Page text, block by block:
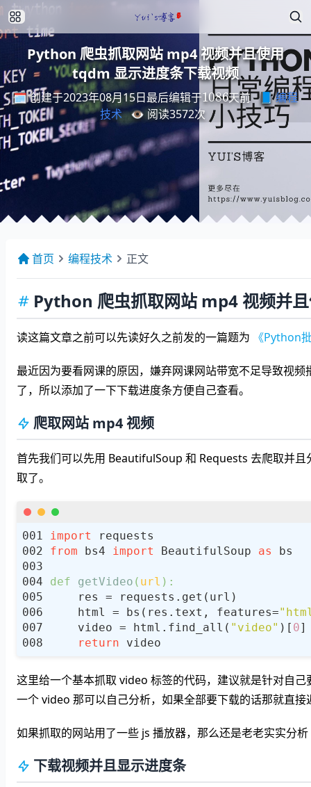
Python 爬虫抓取网站 mp4 视频并且使用
tqdm 显示进度条下载视频
🗓️ 创建于2023年08月15日 最 后 编 辑于 天 前
后 编 辑于1086
前
📘编程
技术 👁️ 阅读3572次
首页 编程技术 正文
Python 爬虫抓取网站 mp4 视频并
读这篇文章之前可以先读好久之前发的一篇题为 《Python
最近因为要看网课的原因，嫌弃网课网站带宽不足导致视
了，所以添加了一下下载进度条方便自己查看。
爬取网站 mp4 视频
首先我们可以先用 BeautifulSoup 和 Requests 去爬取并
取了。
import
from bs4 import BeautifulSoup as
def getVideo ( url ):
    html = bs(res.text, features=
    video = html.find_all(
"video" )[ 0
return
这里给一个基本抓取 video 标签的代码，建议就是针对自
一个 video 那可以自己分析，如果全部要下载的话那就直
如果抓取的网站用了一些 js 播放器，那么还是老老实实分
下载视频并且显示进度条